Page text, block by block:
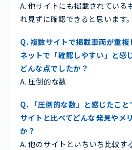
A. 他サイトにも掲載されている
れ見ずに確認できると思います。
Q. 複数サイトで掲載車両が重複
ネットで「確認しやすい」と感
どんな点でしたか？
A. 圧倒的な数
Q. 「圧倒的な数」と感じたこ
サイトと比べてどんな発見やメ
か？
A. 他のサイトといちいち比較す